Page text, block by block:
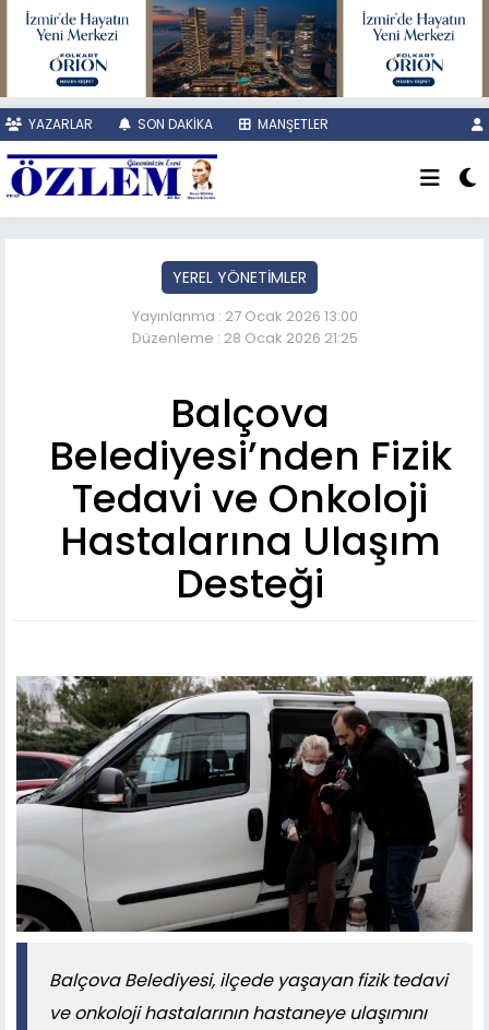
YAZARLAR SON DAKİKA MANŞETLER
YEREL YÖNETİMLER
Yayınlanma : 27 Ocak 2026 13:00
Düzenleme : 28 Ocak 2026 21:25
Balçova
Belediyesi’nden Fizik
Tedavi ve Onkoloji
Hastalarına Ulaşım
Desteği
Balçova Belediyesi, ilçede yaşayan fizik tedavi
ve onkoloji hastalarının hastaneye ulaşımını